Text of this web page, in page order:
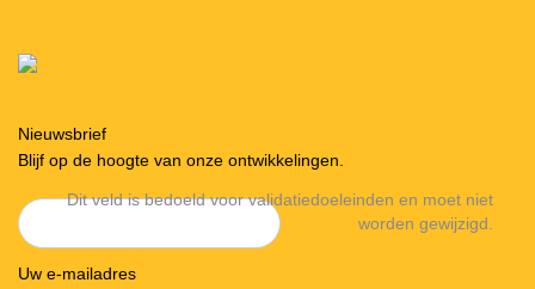
Nieuwsbrief
Blijf op de hoogte van onze ontwikkelingen.
Dit veld is bedoeld voor validatiedoeleinden en moet niet
worden gewijzigd.